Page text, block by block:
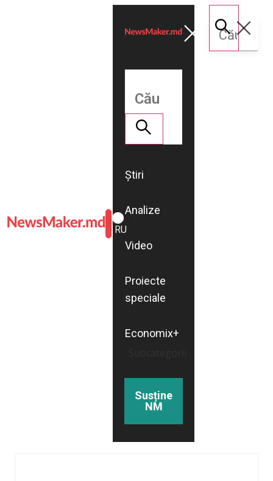
ROMÂNĂ
RU
Știri
Analize
Video
Proiecte
speciale
Economix+
Susține
NM